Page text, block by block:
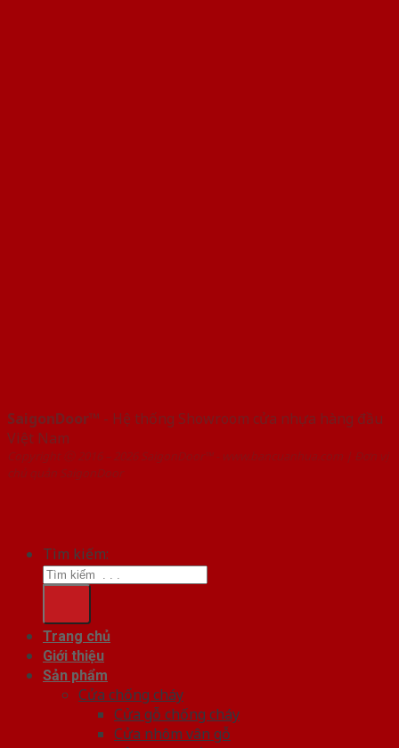
SaigonDoor™ - Hệ thống Showroom cửa nhựa hàng đầu
Việt Nam
Copyright ⓒ 2016 – 2026 SaigonDoor™ - www.bancuanhua.com | Đơn vị
chủ quản SaigonDoor
Tìm kiếm:
Trang chủ
Giới thiệu
Sản phẩm
Cửa chống cháy
Cửa gỗ chống cháy
Cửa nhôm vân gỗ